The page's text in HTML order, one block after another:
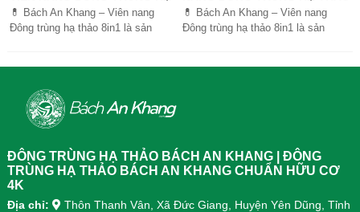
THẢO BÁCH AN KHANG
💊 Bách An Khang – Viên nang
Đông trùng hạ thảo 8in1 là sản
tiêu hóa, ngủ ngon, giảm mệt mỏi.
Sản phẩm được sản xuất tại nhà
máy đạt chuẩn GMP, sử dụng công
giúp hấp thu nhanh và hiệu quả
hơn.
8IN1: GIẢI PHÁP SỨC KHỎE
TOÀN DIỆN
💊 Bách An Khang – Viên nang
Đông trùng hạ thảo 8in1 là sản
ĐÔNG TRÙNG HẠ THẢO BÁCH AN KHANG | ĐÔNG
TRÙNG HẠ THẢO BÁCH AN KHANG CHUẨN HỮU CƠ
4K
Địa chỉ:
Thôn Thanh Vân, Xã Đức Giang, Huyện Yên Dũng, Tỉnh